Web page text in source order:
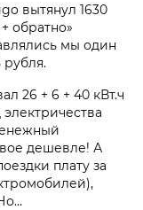
вытянул 1630
обратно»
мы один
рубля.
26 + 6 + 40 кВт.ч
дешевле! А
плату за